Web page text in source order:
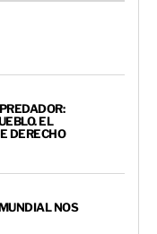
EL
DERECHO
NOS